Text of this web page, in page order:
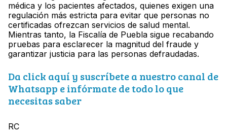
médica y los pacientes afectados, quienes exigen una
regulación más estricta para evitar que personas no
certificadas ofrezcan servicios de salud mental.
Mientras tanto, la Fiscalía de Puebla sigue recabando
pruebas para esclarecer la magnitud del fraude y
garantizar justicia para las personas defraudadas.
Da click aquí y suscríbete a nuestro canal de
Whatsapp e infórmate de todo lo que
necesitas saber
RC